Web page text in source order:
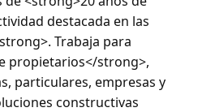
destacada en las
Trabaja para
propietarios</strong>,
particulares, empresas y
constructivas